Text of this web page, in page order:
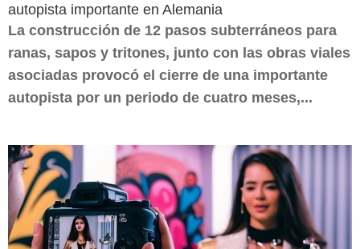
autopista importante en Alemania
La construcción de 12 pasos subterráneos para
ranas, sapos y tritones, junto con las obras viales
asociadas provocó el cierre de una importante
autopista por un periodo de cuatro meses,...